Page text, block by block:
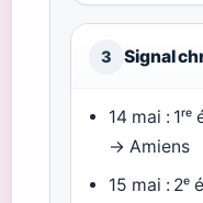
3 Signal
14 mai :
→ Amiens
15 mai : 2ᵉ